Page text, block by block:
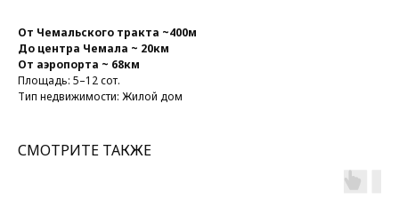
От Чемальского тракта ~400м
До центра Чемала ~ 20км
От аэропорта ~ 68км
Площадь: 5–12 сот.
Тип недвижимости: Жилой дом
СМОТРИТЕ ТАКЖЕ